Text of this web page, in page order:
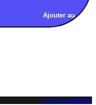
Ajouter au
Liste de souhaits